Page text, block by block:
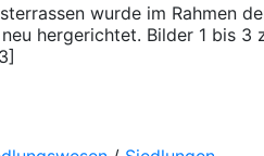
wurde im Rahmen
hergerichtet. Bilder 1 bis 3